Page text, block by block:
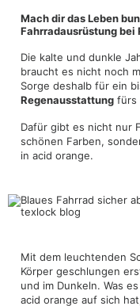
Mach dir das Leben
Fahrradausrüstung bei
Die kalte und dunkle
braucht es nicht noch
Sorge deshalb für ein
Regenausstattung fürs
Dafür gibt es nicht nur
schönen Farben,
in acid orange.
Mit dem leuchtenden
Körper geschlungen
und im Dunkeln. Was
acid orange auf sich